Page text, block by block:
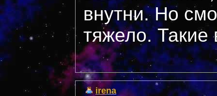
внутни. Но
тяжело. Такие
irena